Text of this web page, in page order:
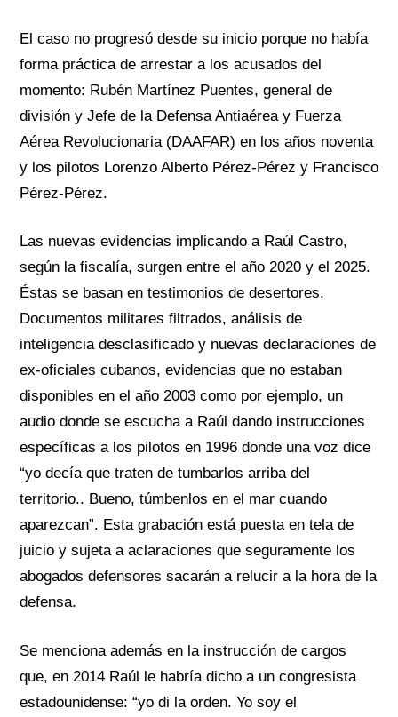
El caso no progresó desde su inicio porque no había
forma práctica de arrestar a los acusados del
momento: Rubén Martínez Puentes, general de
división y Jefe de la Defensa Antiaérea y Fuerza
Aérea Revolucionaria (DAAFAR) en los años noventa
y los pilotos Lorenzo Alberto Pérez-Pérez y Francisco
Pérez-Pérez.
Las nuevas evidencias implicando a Raúl Castro,
según la fiscalía, surgen entre el año 2020 y el 2025.
Éstas se basan en testimonios de desertores.
Documentos militares filtrados, análisis de
inteligencia desclasificado y nuevas declaraciones de
ex-oficiales cubanos, evidencias que no estaban
disponibles en el año 2003 como por ejemplo, un
audio donde se escucha a Raúl dando instrucciones
específicas a los pilotos en 1996 donde una voz dice
“yo decía que traten de tumbarlos arriba del
territorio.. Bueno, túmbenlos en el mar cuando
aparezcan”. Esta grabación está puesta en tela de
juicio y sujeta a aclaraciones que seguramente los
abogados defensores sacarán a relucir a la hora de la
defensa.
Se menciona además en la instrucción de cargos
que, en 2014 Raúl le habría dicho a un congresista
estadounidense: “yo di la orden. Yo soy el